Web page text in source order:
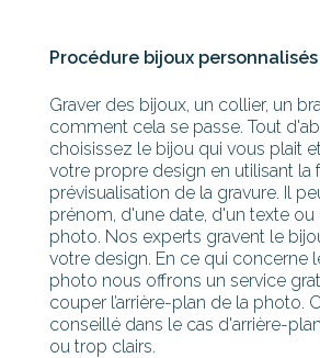
Procédure bijoux personnalisés
Graver des bijoux, un collier, un
comment cela se passe. Tout
choisissez le bijou qui vous plait
votre propre design en utilisant la
prévisualisation de la gravure. Il
prénom, d'une date, d'un texte
photo. Nos experts gravent le
votre design. En ce qui concerne
photo nous offrons un service
couper l’arrière-plan de la photo.
conseillé dans le cas d'arrière-
ou trop clairs.